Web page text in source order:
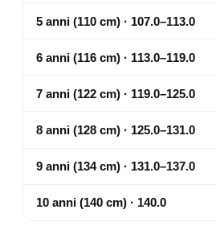
5 anni (110 cm) · 107.0–113.0
6 anni (116 cm) · 113.0–119.0
7 anni (122 cm) · 119.0–125.0
8 anni (128 cm) · 125.0–131.0
9 anni (134 cm) · 131.0–137.0
10 anni (140 cm) · 140.0